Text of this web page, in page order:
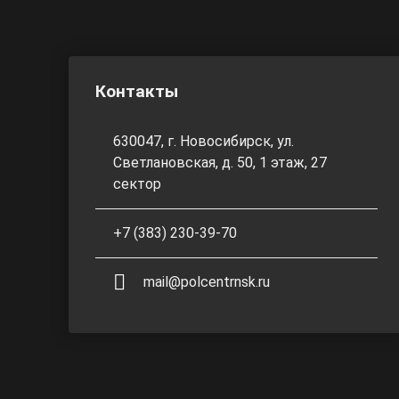
Контакты
630047, г. Новосибирск, ул.
Светлановская, д. 50, 1 этаж, 27
сектор
+7 (383) 230-39-70
mail@polcentrnsk.ru